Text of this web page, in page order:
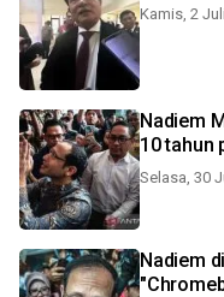
Kamis, 2
Nadiem
10 tahun
Selasa, 30
Nadiem